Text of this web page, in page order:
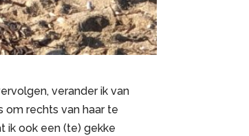
verander ik van
om rechts van haar te
ik ook een (te) gekke